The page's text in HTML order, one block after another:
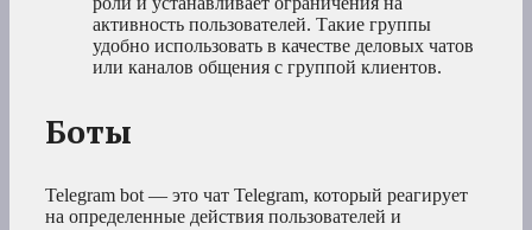
активность пользователей. Такие группы
удобно использовать в качестве деловых чатов
или каналов общения с группой клиентов.
Боты
Telegram bot — это чат Telegram, который реагирует
на определенные действия пользователей и